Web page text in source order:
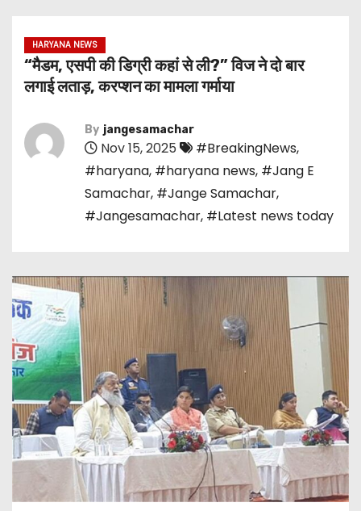
HARYANA NEWS
“मैडम, एसपी की डिग्री कहां से ली?” विज ने दो बार
लगाई लताड़, करप्शन का मामला गर्माया
By jangesamachar
Nov 15, 2025 #BreakingNews,
#haryana, #haryana news, #Jang E
Samachar, #Jange Samachar,
#Jangesamachar, #Latest news today